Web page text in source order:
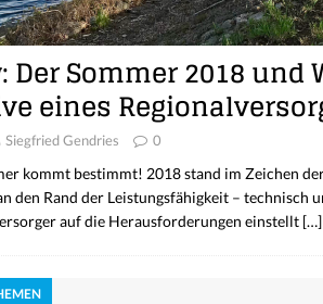
Der Sommer 2018 und
eines
Siegfried Gendries 0
kommt bestimmt! 2018 stand im Zeichen
den Rand der Leistungsfähigkeit –
auf die Herausforderungen einstellt […]